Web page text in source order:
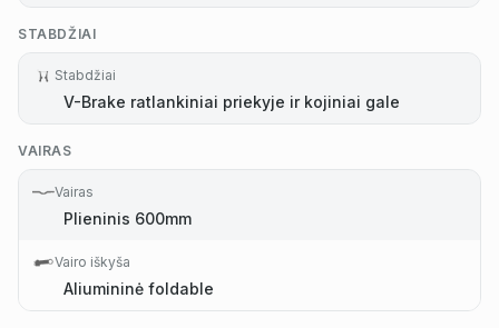
STABDŽIAI
Stabdžiai
V-Brake ratlankiniai priekyje ir kojiniai gale
VAIRAS
Vairas
Plieninis 600mm
Vairo iškyša
Aliumininė foldable